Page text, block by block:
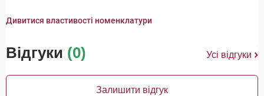
Дивитися властивості номенклатури
Відгуки (0) Усі відгуки
Залишити відгук